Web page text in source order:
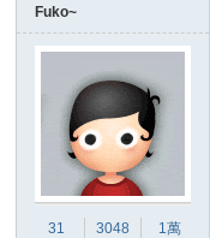
討
Fuko~
31
3048
1萬